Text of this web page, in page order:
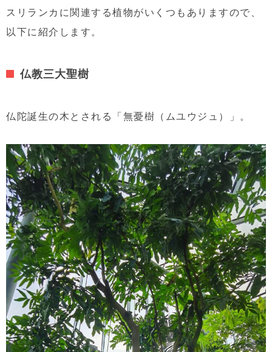
スリランカに関連する植物がいくつもありますので、
以下に紹介します。
仏教三大聖樹
仏陀誕生の木とされる「無憂樹（ムユウジュ）」。